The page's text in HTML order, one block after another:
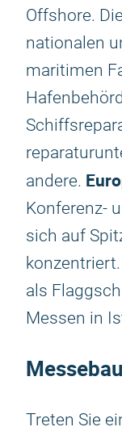
Offshore.
nationalen
maritimen
andere.
Konferenz-
sich auf
als
Messen in
Treten Sie